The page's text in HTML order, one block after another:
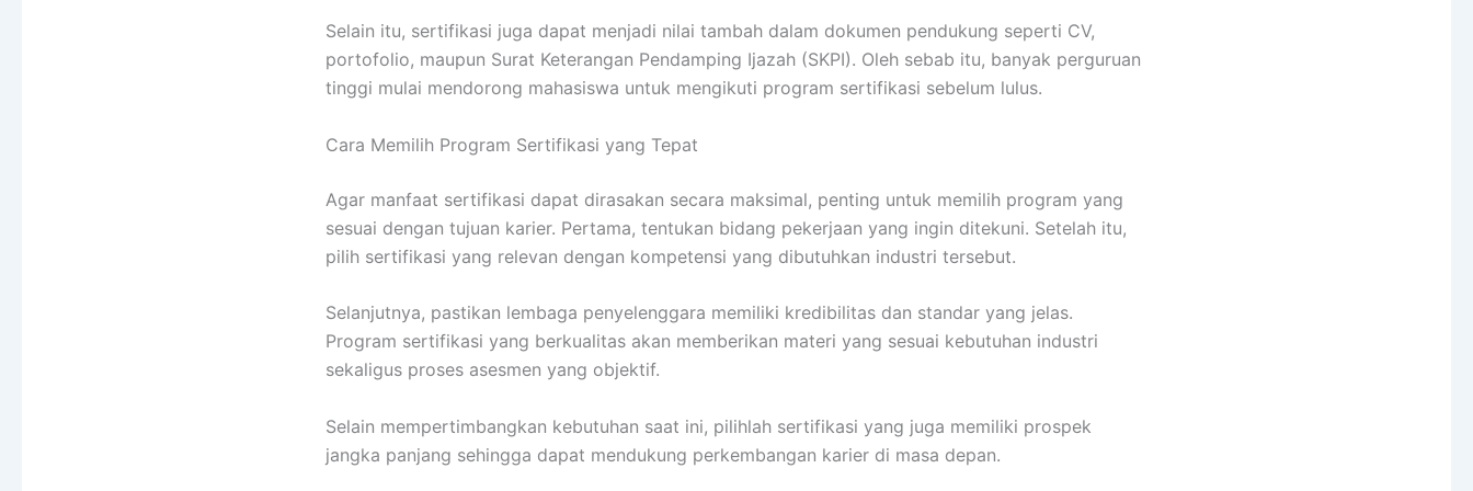
Selain itu, sertifikasi juga dapat menjadi nilai tambah dalam dokumen pendukung seperti CV,
portofolio, maupun Surat Keterangan Pendamping Ijazah (SKPI). Oleh sebab itu, banyak perguruan
tinggi mulai mendorong mahasiswa untuk mengikuti program sertifikasi sebelum lulus.
Cara Memilih Program Sertifikasi yang Tepat
Agar manfaat sertifikasi dapat dirasakan secara maksimal, penting untuk memilih program yang
sesuai dengan tujuan karier. Pertama, tentukan bidang pekerjaan yang ingin ditekuni. Setelah itu,
pilih sertifikasi yang relevan dengan kompetensi yang dibutuhkan industri tersebut.
Selanjutnya, pastikan lembaga penyelenggara memiliki kredibilitas dan standar yang jelas.
Program sertifikasi yang berkualitas akan memberikan materi yang sesuai kebutuhan industri
sekaligus proses asesmen yang objektif.
Selain mempertimbangkan kebutuhan saat ini, pilihlah sertifikasi yang juga memiliki prospek
jangka panjang sehingga dapat mendukung perkembangan karier di masa depan.